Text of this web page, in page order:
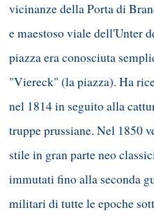
vicinanze della Porta di
e maestoso viale dell'Unter
piazza era conosciuta
"Viereck" (la piazza). Ha
nel 1814 in seguito alla
truppe prussiane. Nel 1850
stile in gran parte neo
immutati fino alla seconda
militari di tutte le epoche